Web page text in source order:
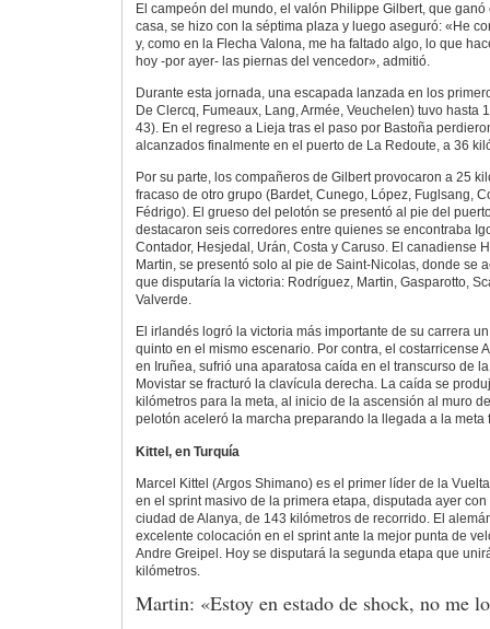
El campeón del mundo, el valón Philippe Gilbert, que ganó
casa, se hizo con la séptima plaza y luego aseguró: «He
y, como en la Flecha Valona, me ha faltado algo, lo que
hoy -por ayer- las piernas del vencedor», admitió.
Durante esta jornada, una escapada lanzada en los
De Clercq, Fumeaux, Lang, Armée, Veuchelen) tuvo hasta
43). En el regreso a Lieja tras el paso por Bastoña
alcanzados finalmente en el puerto de La Redoute, a 36
Por su parte, los compañeros de Gilbert provocaron a 25
fracaso de otro grupo (Bardet, Cunego, López, Fuglsang,
Fédrigo). El grueso del pelotón se presentó al pie del
destacaron seis corredores entre quienes se encontraba
Contador, Hesjedal, Urán, Costa y Caruso. El canadiense
Martin, se presentó solo al pie de Saint-Nicolas, donde se
que disputaría la victoria: Rodríguez, Martin, Gasparotto,
Valverde.
El irlandés logró la victoria más importante de su carrera
quinto en el mismo escenario. Por contra, el costarricense
en Iruñea, sufrió una aparatosa caída en el transcurso de
Movistar se fracturó la clavícula derecha. La caída se
kilómetros para la meta, al inicio de la ascensión al muro
pelotón aceleró la marcha preparando la llegada a la meta
Kittel, en Turquía
Marcel Kittel (Argos Shimano) es el primer líder de la
en el sprint masivo de la primera etapa, disputada ayer
ciudad de Alanya, de 143 kilómetros de recorrido. El
excelente colocación en el sprint ante la mejor punta de
Andre Greipel. Hoy se disputará la segunda etapa que
kilómetros.
Martin: «Estoy en estado de shock, no me